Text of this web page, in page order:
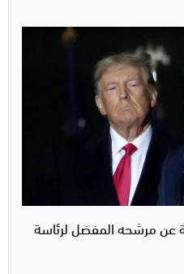
مرشحه المفضل لرئاسة